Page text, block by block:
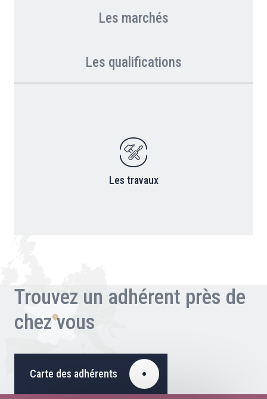
Les marchés
Les qualifications
Les travaux
Trouvez un adhérent près de
chez vous
Carte des adhérents